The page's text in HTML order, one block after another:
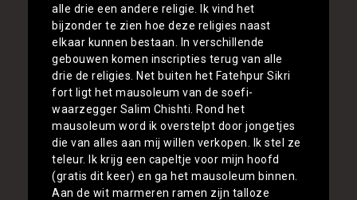
alle drie een andere religie. Ik vind het
bijzonder te zien hoe deze religies naast
elkaar kunnen bestaan. In verschillende
gebouwen komen inscripties terug van alle
drie de religies. Net buiten het Fatehpur Sikri
fort ligt het mausoleum van de soefi-
waarzegger Salim Chishti. Rond het
mausoleum word ik overstelpt door jongetjes
die van alles aan mij willen verkopen. Ik stel ze
teleur. Ik krijg een capeltje voor mijn hoofd
(gratis dit keer) en ga het mausoleum binnen.
Aan de wit marmeren ramen zijn talloze